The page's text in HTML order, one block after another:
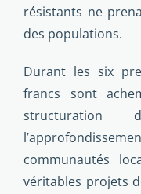
résistants ne
des populations.
Durant les six
francs sont
communautés
véritables projets